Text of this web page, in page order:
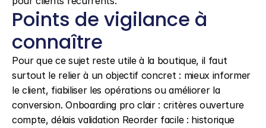
Points de vigilance à
connaître
Pour que ce sujet reste utile à la boutique, il faut
surtout le relier à un objectif concret : mieux informer
le client, fiabiliser les opérations ou améliorer la
conversion. Onboarding pro clair : critères ouverture
compte, délais validation Reorder facile : historique